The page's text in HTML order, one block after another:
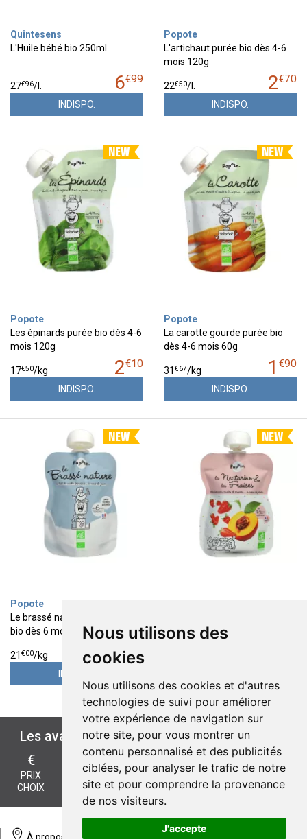
Nous utilisons des
cookies
Nous utilisons des cookies et d'autres
technologies de suivi pour améliorer
votre expérience de navigation sur
notre site, pour vous montrer un
contenu personnalisé et des publicités
ciblées, pour analyser le trafic de notre
site et pour comprendre la provenance
de nos visiteurs.
J'accepte
Quintesens
L'Huile bébé bio 250ml
6€99
27€96/l.
INDISPO.
Popote
L'artichaut purée bio dès 4-6
mois 120g
2€70
22€50/l.
INDISPO.
Popote
Les épinards purée bio dès 4-6
mois 120g
2€10
17€50/kg
INDISPO.
Popote
La carotte gourde purée bio
dès 4-6 mois 60g
1 €90
31 €67/kg
INDISPO.
Popote
Le brassé nature gourde purée
bio dès 6 mois 100g
2
21 €00/kg
INDISPO.
Popote
bio dès 4-6 mois 120g
Les avantages deÉCO-PARAPHARMACIE.FR
€
PRIX
CHOIX
PAIEMENT
SÉCURISÉ
LIVRAISON
CHEZ VOUS
LIVRAISON EN
POINT RETRAIT
À propos
Divers